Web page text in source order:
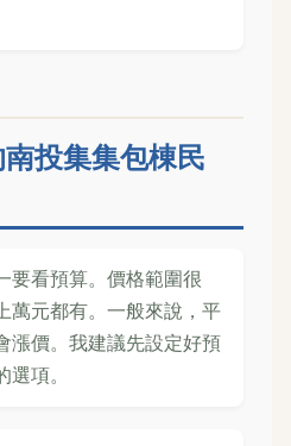
投集集包棟民
要看預算。價格範圍很
萬元都有。一般來說，平
漲價。我建議先設定好預
項。